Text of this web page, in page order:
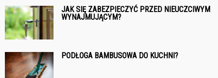
JAK SIĘ ZABEZPIECZYĆ PRZED NIEUCZCIWYM
WYNAJMUJĄCYM?
PODŁOGA BAMBUSOWA DO KUCHNI?